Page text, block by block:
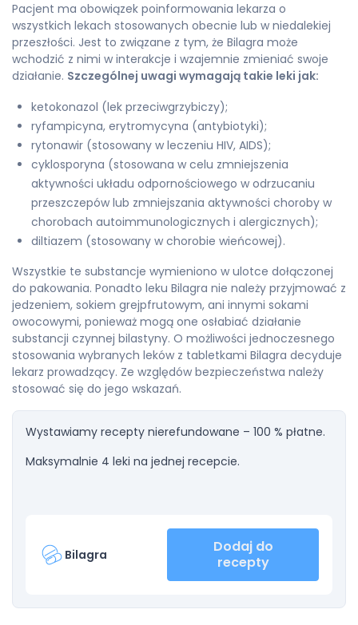
Pacjent ma obowiązek poinformowania lekarza o
wszystkich lekach stosowanych obecnie lub w niedalekiej
przeszłości. Jest to związane z tym, że Bilagra może
wchodzić z nimi w interakcje i wzajemnie zmieniać swoje
działanie. Szczególnej uwagi wymagają takie leki jak:
ketokonazol (lek przeciwgrzybiczy);
ryfampicyna, erytromycyna (antybiotyki);
rytonawir (stosowany w leczeniu HIV, AIDS);
cyklosporyna (stosowana w celu zmniejszenia
aktywności układu odpornościowego w odrzucaniu
przeszczepów lub zmniejszania aktywności choroby w
chorobach autoimmunologicznych i alergicznych);
diltiazem (stosowany w chorobie wieńcowej).
Wszystkie te substancje wymieniono w ulotce dołączonej
do pakowania. Ponadto leku Bilagra nie należy przyjmować z
jedzeniem, sokiem grejpfrutowym, ani innymi sokami
owocowymi, ponieważ mogą one osłabiać działanie
substancji czynnej bilastyny. O możliwości jednoczesnego
stosowania wybranych leków z tabletkami Bilagra decyduje
lekarz prowadzący. Ze względów bezpieczeństwa należy
stosować się do jego wskazań.
Wystawiamy recepty nierefundowane – 100 % płatne.
Maksymalnie 4 leki na jednej recepcie.
Bilagra
Dodaj do
recepty